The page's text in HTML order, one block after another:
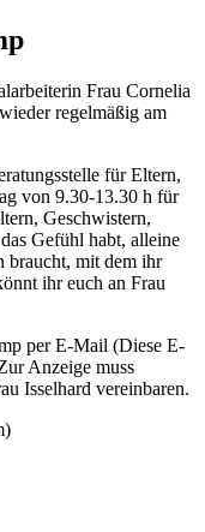
Frau Cornelia
regelmäßig am
für Eltern,
von 9.30-13.30 h für
Geschwistern,
Gefühl habt, alleine
braucht, mit dem ihr
ihr euch an Frau
per E-Mail (Diese E-
Anzeige muss
Isselhard vereinbaren.